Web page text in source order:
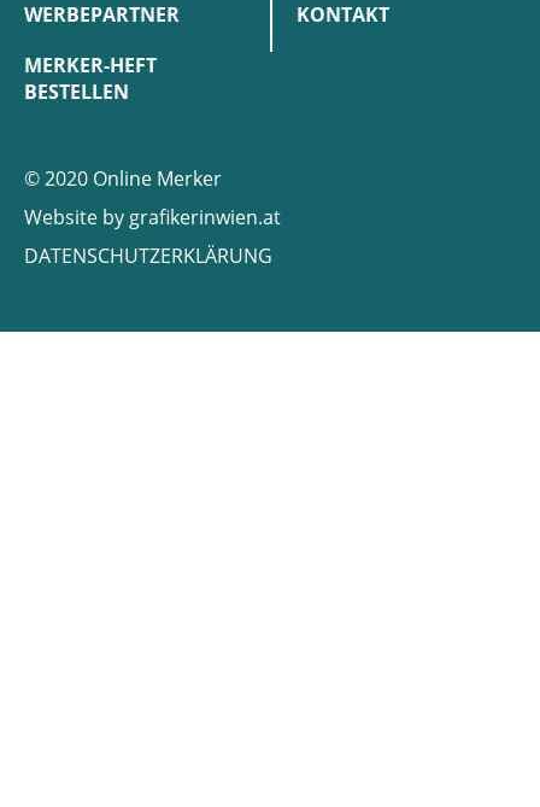
WERBEPARTNER
MERKER-HEFT
BESTELLEN
KONTAKT
© 2020 Online Merker
Website by grafikerinwien.at
DATENSCHUTZERKLÄRUNG